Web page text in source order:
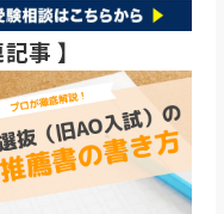
事 】